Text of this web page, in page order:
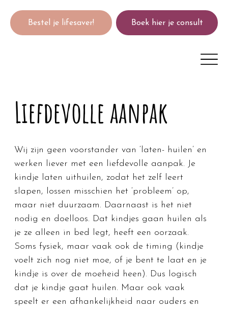
Bestel je lifesaver! Boek hier je consult
Liefdevolle aanpak
Wij zijn geen voorstander van ‘laten- huilen’ en
werken liever met een liefdevolle aanpak. Je
kindje laten uithuilen, zodat het zelf leert
slapen, lossen misschien het ‘probleem’ op,
maar niet duurzaam. Daarnaast is het niet
nodig en doelloos. Dat kindjes gaan huilen als
je ze alleen in bed legt, heeft een oorzaak.
Soms fysiek, maar vaak ook de timing (kindje
voelt zich nog niet moe, of je bent te laat en je
kindje is over de moeheid heen). Dus logisch
dat je kindje gaat huilen. Maar ook vaak
speelt er een afhankelijkheid naar ouders en